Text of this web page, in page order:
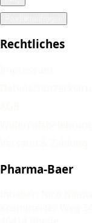
Rechtliches
Pharma-Baer